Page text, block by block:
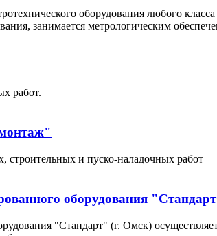
оборудования любого
занимается метрологическим
работ.
и пуско-наладочных работ
оборудования
"Стандарт" (г. Омск)